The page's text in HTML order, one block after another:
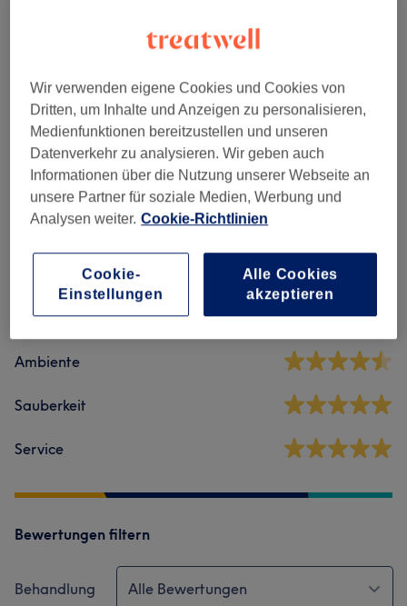
Damen ( 1) ab 60 €
Herren (2) ab 46 €
Salonbewertungen
4,8 920 Bewertungen
Ambiente
Sauberkeit
Service
Bewertungen filtern
Behandlung Alle Bewertungen
Wir verwenden eigene Cookies und Cookies von
Dritten, um Inhalte und Anzeigen zu personalisieren,
Medienfunktionen bereitzustellen und unseren
Datenverkehr zu analysieren. Wir geben auch
Informationen über die Nutzung unserer Webseite an
unsere Partner für soziale Medien, Werbung und
Analysen weiter. Cookie-Richtlinien
Cookie-
Einstellungen
Alle Cookies
akzeptieren